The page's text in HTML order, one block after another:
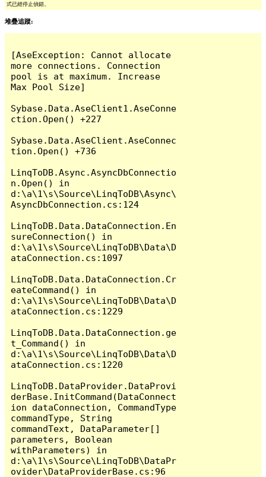
式已經停止偵錯。
堆疊追蹤:
[AseException: Cannot allocate
more connections. Connection
pool is at maximum. Increase
Max Pool Size]
Sybase.Data.AseClient1.AseConne
ction.Open() +227
Sybase.Data.AseClient.AseConnec
tion.Open() +736
LinqToDB.Async.AsyncDbConnectio
n.Open() in
d:\a\1\s\Source\LinqToDB\Async\
AsyncDbConnection.cs:124
LinqToDB.Data.DataConnection.En
sureConnection() in
d:\a\1\s\Source\LinqToDB\Data\D
ataConnection.cs:1097
LinqToDB.Data.DataConnection.Cr
eateCommand() in
d:\a\1\s\Source\LinqToDB\Data\D
ataConnection.cs:1229
LinqToDB.Data.DataConnection.ge
t_Command() in
d:\a\1\s\Source\LinqToDB\Data\D
ataConnection.cs:1220
LinqToDB.DataProvider.DataProvi
derBase.InitCommand(DataConnect
ion dataConnection, CommandType
commandType, String
commandText, DataParameter[]
parameters, Boolean
withParameters) in
d:\a\1\s\Source\LinqToDB\DataPr
ovider\DataProviderBase.cs:96